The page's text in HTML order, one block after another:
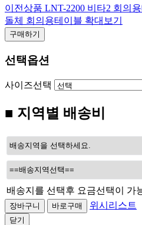
이전상품 LNT-2200 비타2 회의
돌체 회의용테이블 확대보기
구매하기
선택옵션
사이즈선택
■ 지역별 배송비
배송지를 선택후 요금선택이 가
위시리스트
닫기